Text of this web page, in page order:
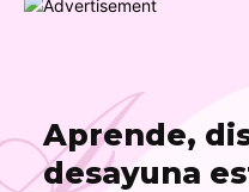
Aprende,
desayuna